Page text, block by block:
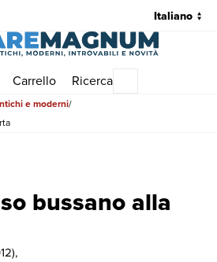
Carrello Ricerca
e moderni
bussano alla
Porta | Libri antichi e moderni | Keret